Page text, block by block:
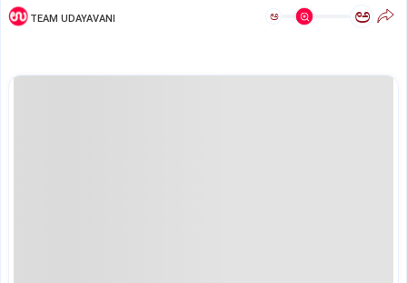
TEAM UDAYAVANI ಅ ಅ